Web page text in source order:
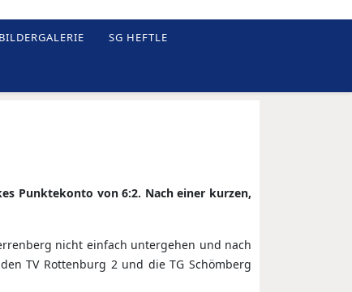
BILDERGALERIE SG HEFTLE
Punktekonto von 6:2. Nach einer kurzen,
nicht einfach untergehen und nach
TV Rottenburg 2 und die TG Schömberg